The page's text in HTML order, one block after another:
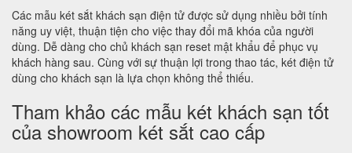
Các mẫu két sắt khách sạn điện tử được sử dụng nhiều bởi tính
năng uy việt, thuận tiện cho việc thay đổi mã khóa của người
dùng. Dễ dàng cho chủ khách sạn reset mật khẩu để phục vụ
khách hàng sau. Cùng với sự thuận lợi trong thao tác, két điện tử
dùng cho khách sạn là lựa chọn không thể thiếu.
Tham khảo các mẫu két khách sạn tốt
của showroom két sắt cao cấp